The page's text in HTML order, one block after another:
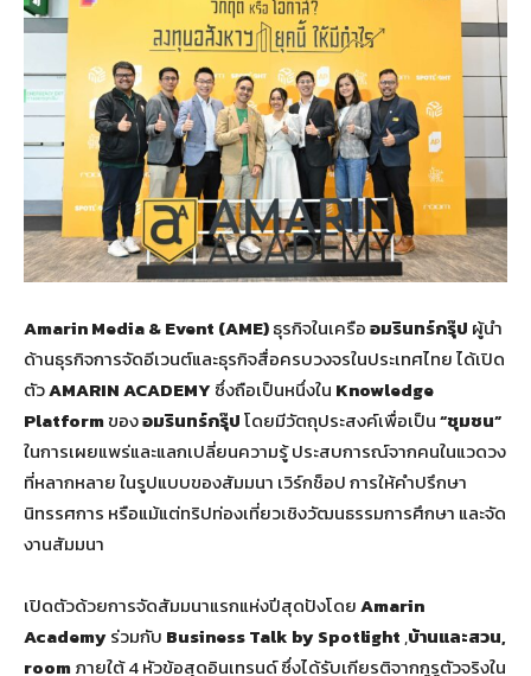
Amarin Media & Event (AME)ธุรกิจในเครืออมรินทร์กรุ๊ป ผู้นำ
ด้านธุรกิจการจัดอีเวนต์และธุรกิจสื่อครบวงจรในประเทศไทย ได้เปิด
ตัวAMARIN ACADEMY ซึ่งถือเป็นหนึ่งใน Knowledge
Platformของอมรินทร์กรุ๊ปโดยมีวัตถุประสงค์เพื่อเป็น“ชุมชน”
ในการเผยแพร่และแลกเปลี่ยนความรู้ ประสบการณ์จากคนในแวดวง
ที่หลากหลาย ในรูปแบบของสัมมนา เวิร์กช็อป การให้คำปรึกษา
นิทรรศการ หรือแม้แต่ทริปท่องเที่ยวเชิงวัฒนธรรมการศึกษา และจัด
งานสัมมนา
เปิดตัวด้วยการจัดสัมมนาแรกแห่งปีสุดปังโดยAmarin
Academyร่วมกับ Business Talk by Spotlight ,บ้านและสวน,
roomภายใต้ 4 หัวข้อสุดอินเทรนด์ ซึ่งได้รับเกียรติจากกูรูตัวจริงใน